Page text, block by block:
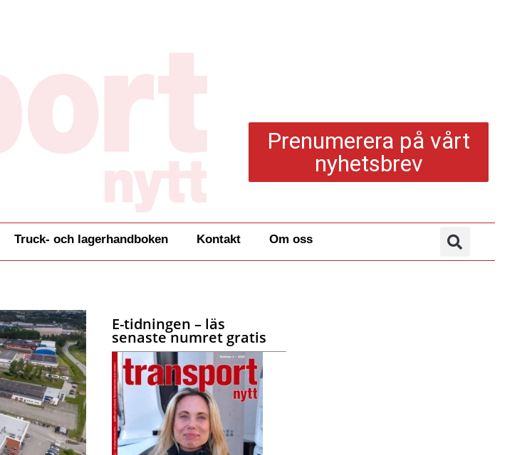
Prenumerera på vårt
nyhetsbrev
Truck- och lagerhandboken Kontakt Om oss
E-tidningen – läs
senaste numret gratis